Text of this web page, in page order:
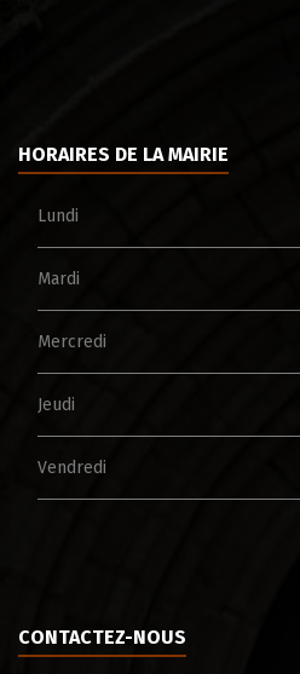
HORAIRES DE LA MAIRIE
Lundi
Mardi
Mercredi
Jeudi
Vendredi
CONTACTEZ-NOUS